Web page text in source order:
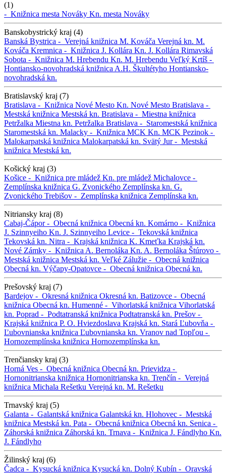
(1)
- Knižnica mesta Nováky Kn. mesta Nováky
Banskobystrický kraj (4)
Banská Bystrica - Verejná knižnica M. Kováča Verejná kn. M.
Kováča Kremnica - Knižnica J. Kollára Kn. J. Kollára Rimavská
Sobota - Knižnica M. Hrebendu Kn. M. Hrebendu Veľký Krtíš -
Hontiansko-novohradská knižnica A.H. Škultétyho Hontiansko-
novohradská kn.
Bratislavský kraj (7)
Bratislava - Knižnica Nové Mesto Kn. Nové Mesto Bratislava -
Mestská knižnica Mestská kn. Bratislava - Miestna knižnica
Petržalka Miestna kn. Petržalka Bratislava - Staromestská knižnica
Staromestská kn. Malacky - Knižnica MCK Kn. MCK Pezinok -
Malokarpatská knižnica Malokarpatská kn. Svätý Jur - Mestská
knižnica Mestská kn.
Košický kraj (3)
Košice - Knižnica pre mládež Kn. pre mládež Michalovce -
Zemplínska knižnica G. Zvonického Zemplínska kn. G.
Zvonického Trebišov - Zemplínska knižnica Zemplínska kn.
Nitriansky kraj (8)
Cabaj-Čápor - Obecná knižnica Obecná kn. Komárno - Knižnica
J. Szinnyeiho Kn. J. Szinnyeiho Levice - Tekovská knižnica
Tekovská kn. Nitra - Krajská knižnica K. Kmeťka Krajská kn.
Nové Zámky - Knižnica A. Bernoláka Kn. A. Bernoláka Štúrovo -
Mestská knižnica Mestská kn. Veľké Zálužie - Obecná knižnica
Obecná kn. Výčapy-Opatovce - Obecná knižnica Obecná kn.
Prešovský kraj (7)
Bardejov - Okresná knižnica Okresná kn. Batizovce - Obecná
knižnica Obecná kn. Humenné - Vihorlatská knižnica Vihorlatská
kn. Poprad - Podtatranská knižnica Podtatranská kn. Prešov -
Krajská knižnica P. O. Hviezdoslava Krajská kn. Stará Ľubovňa -
Ľubovnianska knižnica Ľubovnianska kn. Vranov nad Topľou -
Hornozemplínska knižnica Hornozemplínska kn.
Trenčiansky kraj (3)
Horná Ves - Obecná knižnica Obecná kn. Prievidza -
Hornonitrianska knižnica Hornonitrianska kn. Trenčín - Verejná
knižnica Michala Rešetku Verejná kn. M. Rešetku
Trnavský kraj (5)
Galanta - Galantská knižnica Galantská kn. Hlohovec - Mestská
knižnica Mestská kn. Pata - Obecná knižnica Obecná kn. Senica -
Záhorská knižnica Záhorská kn. Trnava - Knižnica J. Fándlyho Kn.
J. Fándlyho
Žilinský kraj (6)
Čadca - Kysucká knižnica Kysucká kn. Dolný Kubín - Oravská